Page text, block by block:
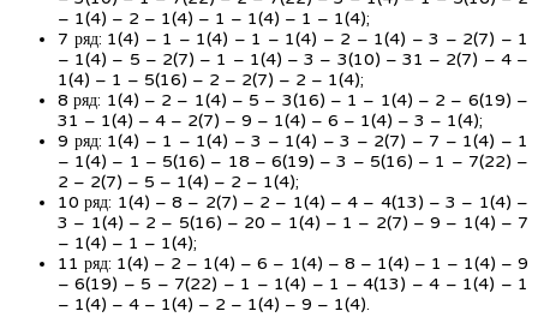
– 1(4) – 2 – 1(4) – 1 – 1(4) – 1 – 1(4);
7 ряд: 1(4) – 1 – 1(4) – 1 – 1(4) – 2 – 1(4) – 3 – 2(7) – 1
– 1(4) – 5 – 2(7) – 1 – 1(4) – 3 – 3(10) – 31 – 2(7) – 4 –
1(4) – 1 – 5(16) – 2 – 2(7) – 2 – 1(4);
8 ряд: 1(4) – 2 – 1(4) – 5 – 3(16) – 1 – 1(4) – 2 – 6(19) –
31 – 1(4) – 4 – 2(7) – 9 – 1(4) – 6 – 1(4) – 3 – 1(4);
9 ряд: 1(4) – 1 – 1(4) – 3 – 1(4) – 3 – 2(7) – 7 – 1(4) – 1
– 1(4) – 1 – 5(16) – 18 – 6(19) – 3 – 5(16) – 1 – 7(22) –
2 – 2(7) – 5 – 1(4) – 2 – 1(4);
10 ряд: 1(4) – 8 – 2(7) – 2 – 1(4) – 4 – 4(13) – 3 – 1(4) –
3 – 1(4) – 2 – 5(16) – 20 – 1(4) – 1 – 2(7) – 9 – 1(4) – 7
– 1(4) – 1 – 1(4);
11 ряд: 1(4) – 2 – 1(4) – 6 – 1(4) – 8 – 1(4) – 1 – 1(4) – 9
– 6(19) – 5 – 7(22) – 1 – 1(4) – 1 – 4(13) – 4 – 1(4) – 1
– 1(4) – 4 – 1(4) – 2 – 1(4) – 9 – 1(4).